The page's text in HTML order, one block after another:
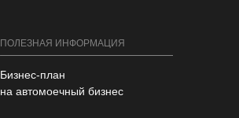
Бизнес-план
на автомоечный бизнес
ПОЛЕЗНАЯ ИНФОРМАЦИЯ